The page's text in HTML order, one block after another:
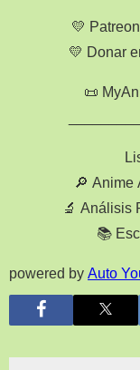
💛
💛 Donar
📜
🔎 Anime
🔬 Análisis
📚
powered by Auto